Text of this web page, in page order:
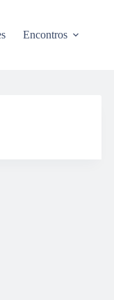
Encontros